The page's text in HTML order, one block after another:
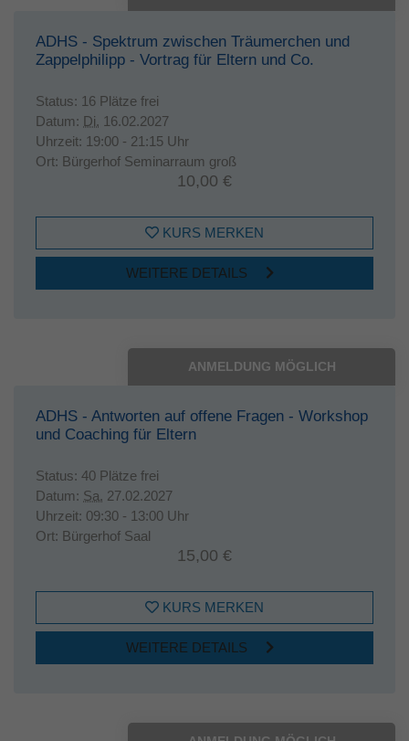
ADHS - Spektrum zwischen Träumerchen und
Zappelphilipp - Vortrag für Eltern und Co.
Status: 16 Plätze frei
Datum: Di. 16.02.2027
Uhrzeit: 19:00 - 21:15 Uhr
Ort: Bürgerhof Seminarraum groß
10,00 €
KURS MERKEN
WEITERE DETAILS
ANMELDUNG MÖGLICH
ADHS - Antworten auf offene Fragen - Workshop
und Coaching für Eltern
Status: 40 Plätze frei
Datum: Sa. 27.02.2027
Uhrzeit: 09:30 - 13:00 Uhr
Ort: Bürgerhof Saal
15,00 €
KURS MERKEN
WEITERE DETAILS